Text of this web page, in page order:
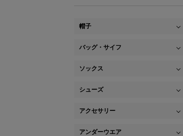
帽子
バッグ・サイフ
ソックス
シューズ
アクセサリー
アンダーウエア